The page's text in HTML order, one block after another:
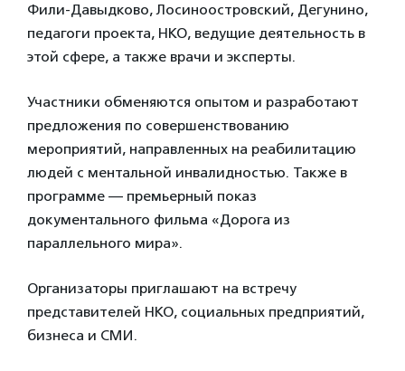
Фили-Давыдково, Лосиноостровский, Дегунино,
педагоги проекта, НКО, ведущие деятельность в
этой сфере, а также врачи и эксперты.
Участники обменяются опытом и разработают
предложения по совершенствованию
мероприятий, направленных на реабилитацию
людей с ментальной инвалидностью. Также в
программе — премьерный показ
документального фильма «Дорога из
параллельного мира».
Организаторы приглашают на встречу
представителей НКО, социальных предприятий,
бизнеса и СМИ.